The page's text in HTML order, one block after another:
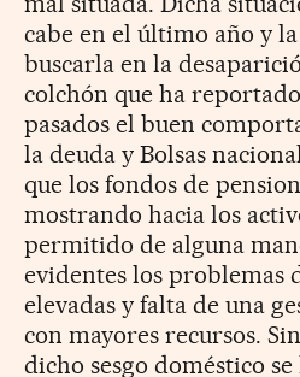
cabe en el último año y
buscarla en la
colchón que ha
pasados el buen
la deuda y Bolsas
que los fondos de
mostrando hacia los
permitido de alguna
evidentes los problemas
elevadas y falta de una
con mayores recursos.
dicho sesgo doméstico